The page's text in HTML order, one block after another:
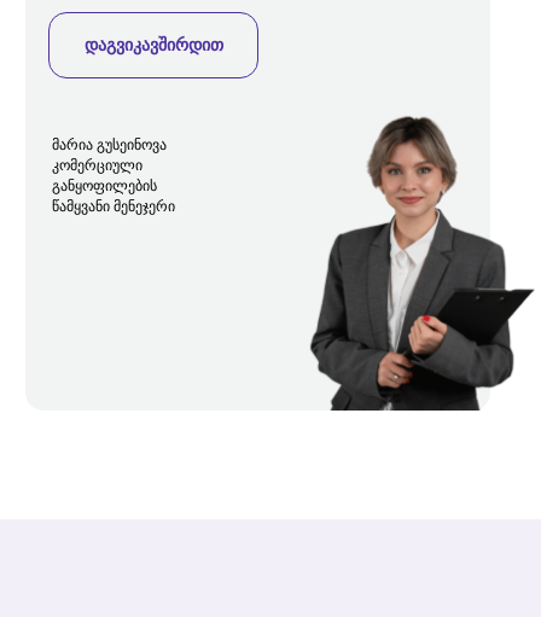
მარია გუსეინოვა
კომერციული
განყოფილების
წამყვანი მენეჯერი
დაგვიკავშირდით